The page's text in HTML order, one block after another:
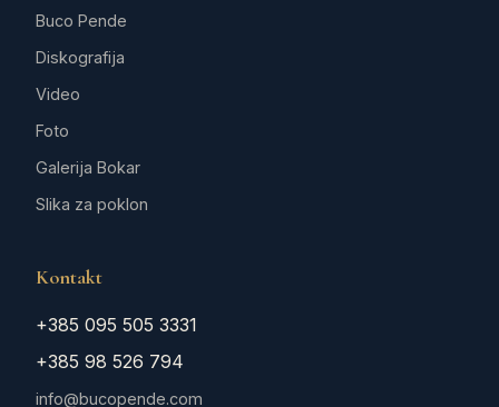
Buco Pende
Diskografija
Video
Foto
Galerija Bokar
Slika za poklon
Kontakt
+385 095 505 3331
+385 98 526 794
info@bucopende.com